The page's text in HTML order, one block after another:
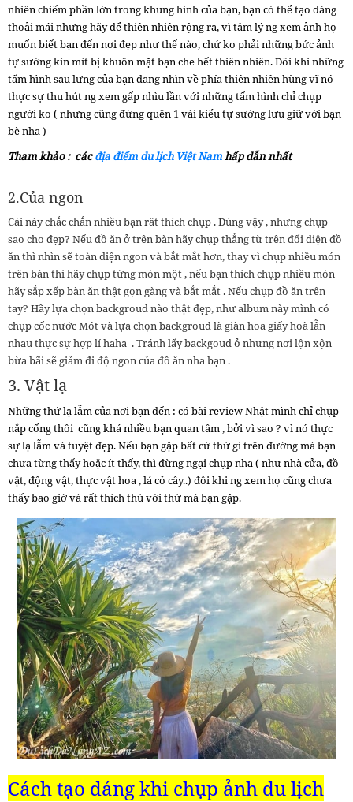
nhiên chiếm phần lớn trong khung hình của bạn, bạn có thể tạo dáng
thoải mái nhưng hãy để thiên nhiên rộng ra, vì tâm lý ng xem ảnh họ
muốn biết bạn đến nơi đẹp như thế nào, chứ ko phải những bức ảnh
tự sướng kín mít bị khuôn mặt bạn che hết thiên nhiên. Đôi khi những
tấm hình sau lưng của bạn đang nhìn về phía thiên nhiên hùng vĩ nó
thực sự thu hút ng xem gấp nhìu lần với những tấm hình chỉ chụp
người ko ( nhưng cũng đừng quên 1 vài kiểu tự sướng lưu giữ với bạn
bè nha )
Tham khảo : cácđịa điểm du lịch Việt Namhấp dẫn nhất
2.Của ngon
Cái này chắc chắn nhiều bạn rât thích chụp . Đúng vậy , nhưng chụp
sao cho đẹp? Nếu đồ ăn ở trên bàn hãy chụp thẳng từ trên đối diện đồ
ăn thì nhìn sẽ toàn diện ngon và bắt mắt hơn, thay vì chụp nhiều món
trên bàn thì hãy chụp từng món một , nếu bạn thích chụp nhiều món
hãy sắp xếp bàn ăn thật gọn gàng và bắt mắt . Nếu chụp đồ ăn trên
tay? Hãy lựa chọn backgroud nào thật đẹp, như album này mình có
chụp cốc nước Mót và lựa chọn backgroud là giàn hoa giấy hoà lẫn
nhau thực sự hợp lí haha . Tránh lấy backgoud ở nhưng nơi lộn xộn
bừa bãi sẽ giảm đi độ ngon của đồ ăn nha bạn .
3. Vật lạ
Những thứ lạ lẫm của nơi bạn đến : có bài review Nhật mình chỉ chụp
nắp cống thôi cũng khá nhiều bạn quan tâm , bởi vì sao ? vì nó thực
sự lạ lẫm và tuyệt đẹp. Nếu bạn gặp bất cứ thứ gì trên đường mà bạn
chưa từng thấy hoặc ít thấy, thì đừng ngại chụp nha ( như nhà cửa, đồ
vật, động vật, thực vật hoa , lá cỏ cây..) đôi khi ng xem họ cũng chưa
thấy bao giờ và rất thích thú với thứ mà bạn gặp.
Cách tạo dáng khi chụp ảnh du lịch